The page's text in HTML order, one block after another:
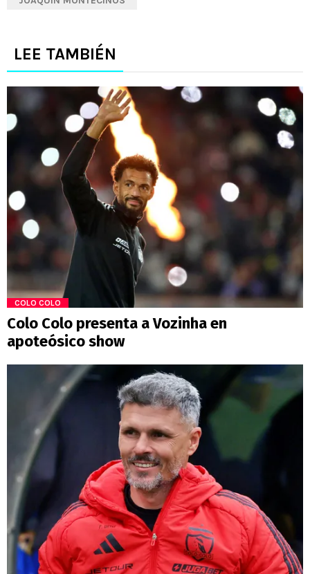
LEE TAMBIÉN
COLO COLO
Colo Colo presenta a Vozinha en
apoteósico show